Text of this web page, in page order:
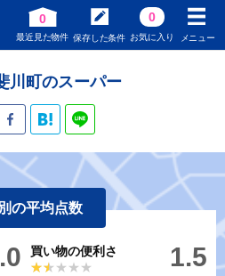
0
最近見た物件 保存した条件
0
お気に入り メニュー
川町のスーパー
の平均点数
買い物の便利さ
★★★★★
★★★★★ 1.5